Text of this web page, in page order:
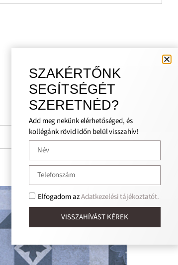
SZAKÉRTŐNK
SEGÍTSÉGÉT
SZERETNÉD?
Add meg nekünk elérhetőséged, és
kollégánk rövid időn belül visszahív!
Elfogadom azAdatkezelési tájékoztatót.
VISSZAHÍVÁST KÉREK